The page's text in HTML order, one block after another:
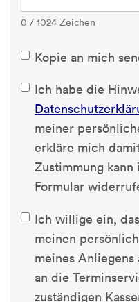
0 / 1024 Zeichen
Kopie an mich
Ich habe die
meiner
erkläre mich
Zustimmung
Formular
Ich willige ein,
meinen
meines Anliegens
an die
zuständigen